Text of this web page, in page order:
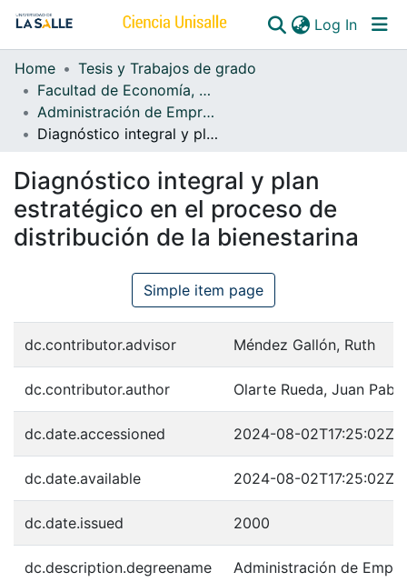
Log In
Communities & Collections
All of DSpace
Home
Tesis y Trabajos de grado
Facultad de Economía, Empresa y Desarrollo Sostenible - FEEDS
Administración de Empresas
Diagnóstico integral y plan estratégico en el proceso de distribución de la bienestarina
Diagnóstico integral y plan
estratégico en el proceso de
distribución de la bienestarina
Simple item page
dc.contributor.advisor Méndez Gallón, Ruth
dc.contributor.author Olarte Rueda, Juan Pablo
dc.date.accessioned 2024-08-02T17:25:02Z
dc.date.available 2024-08-02T17:25:02Z
dc.date.issued 2000
dc.description.degreename Administración de